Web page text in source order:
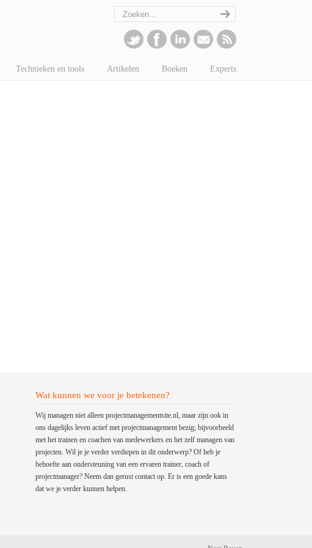
Technieken en tools Artikelen Boeken Experts
Wat kunnen we voor je betekenen?
Wij managen niet alleen projectmanagementsite.nl, maar zijn ook in
ons dagelijks leven actief met projectmanagement bezig; bijvoorbeeld
met het trainen en coachen van medewerkers en het zelf managen van
projecten. Wil je je verder verdiepen in dit onderwerp? Of heb je
behoefte aan ondersteuning van een ervaren trainer, coach of
projectmanager? Neem dan gerust contact op. Er is een goede kans
dat we je verder kunnen helpen.